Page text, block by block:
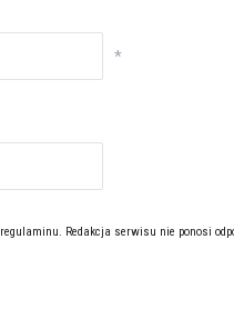
*
regulaminu. Redakcja serwisu nie ponosi